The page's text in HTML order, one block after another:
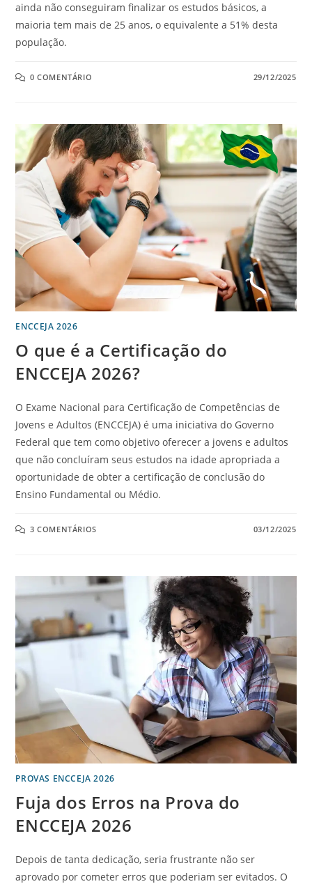
ainda não conseguiram finalizar os estudos básicos, a
maioria tem mais de 25 anos, o equivalente a 51% desta
população.
0 COMENTÁRIO 29/12/2025
ENCCEJA 2026
O que é a Certificação do
ENCCEJA 2026?
O Exame Nacional para Certificação de Competências de
Jovens e Adultos (ENCCEJA) é uma iniciativa do Governo
Federal que tem como objetivo oferecer a jovens e adultos
que não concluíram seus estudos na idade apropriada a
oportunidade de obter a certificação de conclusão do
Ensino Fundamental ou Médio.
3 COMENTÁRIOS 03/12/2025
PROVAS ENCCEJA 2026
Fuja dos Erros na Prova do
ENCCEJA 2026
Depois de tanta dedicação, seria frustrante não ser
aprovado por cometer erros que poderiam ser evitados. O